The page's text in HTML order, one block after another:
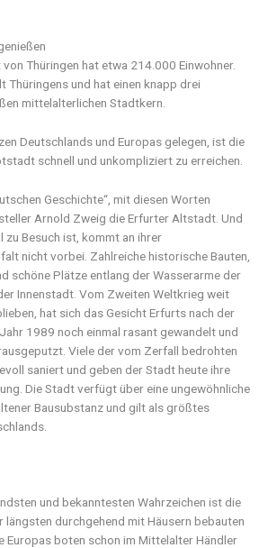
Thüringen hat etwa 214.000 Einwohner.
Thüringens und hat einen knapp drei
mittelalterlichen Stadtkern.
Deutschlands und Europas gelegen, ist die
schnell und unkompliziert zu erreichen.
Geschichte“, mit diesen Worten
Arnold Zweig die Erfurter Altstadt. Und
zu Besuch ist, kommt an ihrer
nicht vorbei. Zahlreiche historische Bauten,
schöne Plätze entlang der Wasserarme der
Innenstadt. Vom Zweiten Weltkrieg weit
hat sich das Gesicht Erfurts nach der
1989 noch einmal rasant gewandelt und
Viele der vom Zerfall bedrohten
saniert und geben der Stadt heute ihre
Die Stadt verfügt über eine ungewöhnliche
Bausubstanz und gilt als größtes
und bekanntesten Wahrzeichen ist die
längsten durchgehend mit Häusern bebauten
Europas boten schon im Mittelalter Händler